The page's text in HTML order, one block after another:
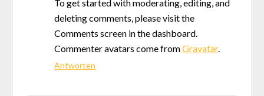
To get started with moderating, editing, and
deleting comments, please visit the
Comments screen in the dashboard.
Commenter avatars come fromGravatar.
Antworten